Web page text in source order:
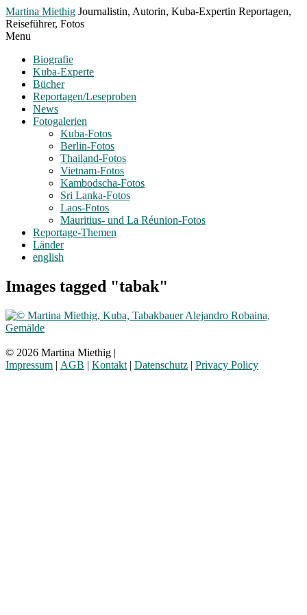
Toggle
Menu
Martina Miethig Journalistin, Autorin, Kuba-Expertin Reportagen,
Reiseführer, Fotos
Menu
Biografie
Kuba-Experte
Bücher
Reportagen/Leseproben
News
Fotogalerien
Kuba-Fotos
Berlin-Fotos
Thailand-Fotos
Vietnam-Fotos
Kambodscha-Fotos
Sri Lanka-Fotos
Laos-Fotos
Mauritius- und La Réunion-Fotos
Reportage-Themen
Länder
english
Images tagged "tabak"
© 2026 Martina Miethig |
Impressum | AGB | Kontakt | Datenschutz | Privacy Policy